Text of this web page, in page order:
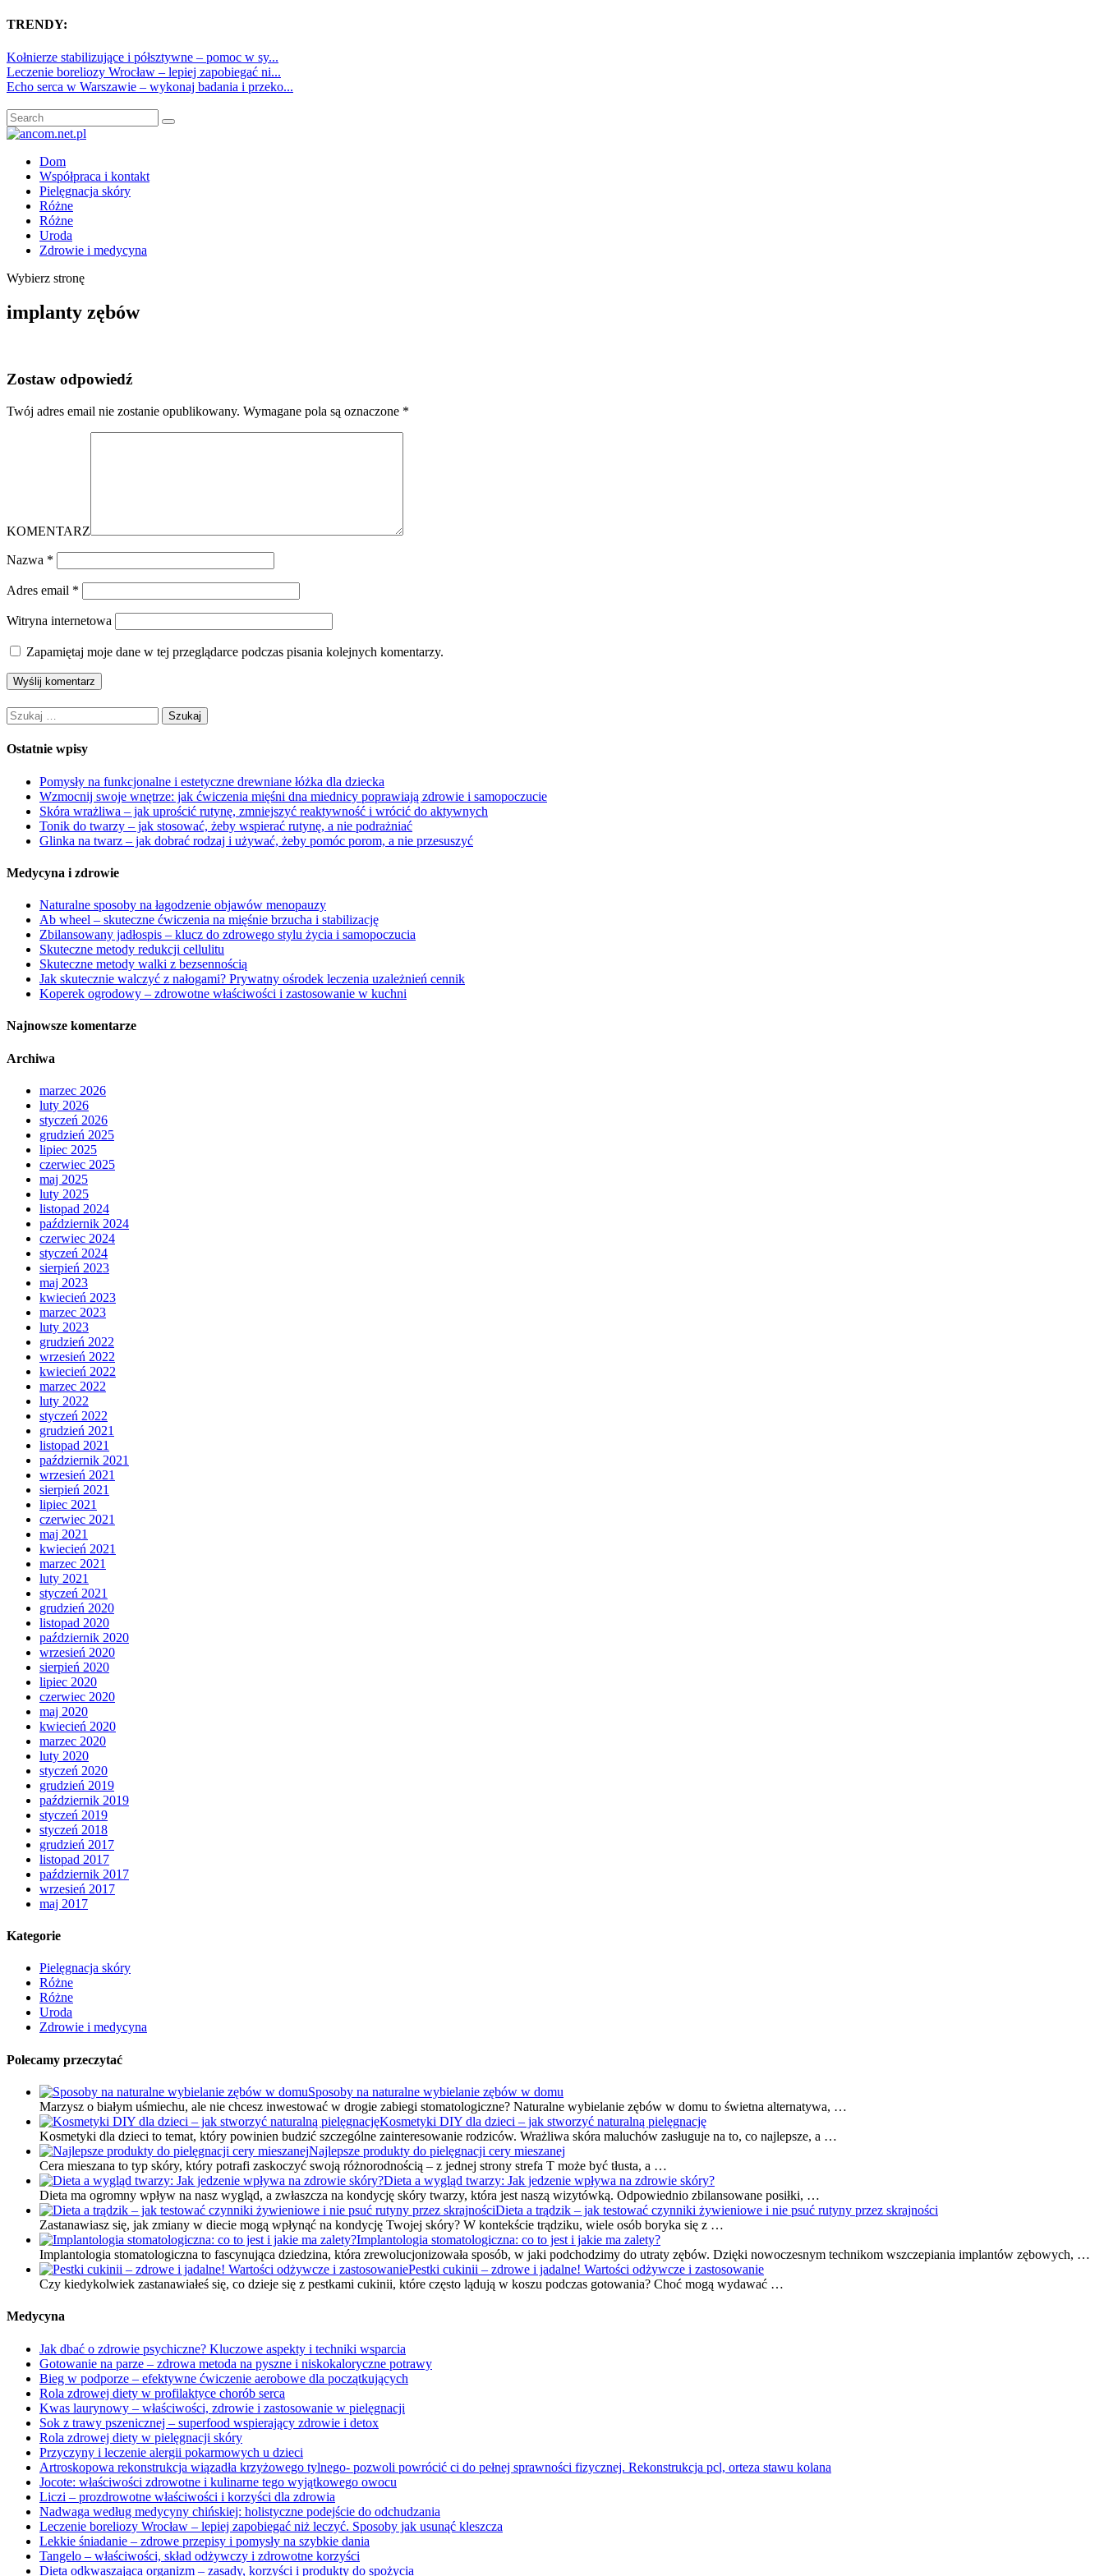
TRENDY:
Kołnierze stabilizujące i półsztywne – pomoc w sy...
Leczenie boreliozy Wrocław – lepiej zapobiegać ni...
Echo serca w Warszawie – wykonaj badania i przeko...
Dom
Współpraca i kontakt
Pielęgnacja skóry
Różne
Różne
Uroda
Zdrowie i medycyna
Wybierz stronę
implanty zębów
Zostaw odpowiedź
Twój adres email nie zostanie opublikowany. Wymagane pola są oznaczone *
KOMENTARZ
Nazwa *
Adres email *
Witryna internetowa
Zapamiętaj moje dane w tej przeglądarce podczas pisania kolejnych komentarzy.
Szukaj:
Ostatnie wpisy
Pomysły na funkcjonalne i estetyczne drewniane łóżka dla dziecka
Wzmocnij swoje wnętrze: jak ćwiczenia mięśni dna miednicy poprawiają zdrowie i samopoczucie
Skóra wrażliwa – jak uprościć rutynę, zmniejszyć reaktywność i wrócić do aktywnych
Tonik do twarzy – jak stosować, żeby wspierać rutynę, a nie podrażniać
Glinka na twarz – jak dobrać rodzaj i używać, żeby pomóc porom, a nie przesuszyć
Medycyna i zdrowie
Naturalne sposoby na łagodzenie objawów menopauzy
Ab wheel – skuteczne ćwiczenia na mięśnie brzucha i stabilizację
Zbilansowany jadłospis – klucz do zdrowego stylu życia i samopoczucia
Skuteczne metody redukcji cellulitu
Skuteczne metody walki z bezsennością
Jak skutecznie walczyć z nałogami? Prywatny ośrodek leczenia uzależnień cennik
Koperek ogrodowy – zdrowotne właściwości i zastosowanie w kuchni
Najnowsze komentarze
Archiwa
marzec 2026
luty 2026
styczeń 2026
grudzień 2025
lipiec 2025
czerwiec 2025
maj 2025
luty 2025
listopad 2024
październik 2024
czerwiec 2024
styczeń 2024
sierpień 2023
maj 2023
kwiecień 2023
marzec 2023
luty 2023
grudzień 2022
wrzesień 2022
kwiecień 2022
marzec 2022
luty 2022
styczeń 2022
grudzień 2021
listopad 2021
październik 2021
wrzesień 2021
sierpień 2021
lipiec 2021
czerwiec 2021
maj 2021
kwiecień 2021
marzec 2021
luty 2021
styczeń 2021
grudzień 2020
listopad 2020
październik 2020
wrzesień 2020
sierpień 2020
lipiec 2020
czerwiec 2020
maj 2020
kwiecień 2020
marzec 2020
luty 2020
styczeń 2020
grudzień 2019
październik 2019
styczeń 2019
styczeń 2018
grudzień 2017
listopad 2017
październik 2017
wrzesień 2017
maj 2017
Kategorie
Pielęgnacja skóry
Różne
Różne
Uroda
Zdrowie i medycyna
Polecamy przeczytać
Sposoby na naturalne wybielanie zębów w domu
Marzysz o białym uśmiechu, ale nie chcesz inwestować w drogie zabiegi stomatologiczne? Naturalne wybielanie zębów w domu to świetna alternatywa, …
Kosmetyki DIY dla dzieci – jak stworzyć naturalną pielęgnację
Kosmetyki dla dzieci to temat, który powinien budzić szczególne zainteresowanie rodziców. Wrażliwa skóra maluchów zasługuje na to, co najlepsze, a …
Najlepsze produkty do pielęgnacji cery mieszanej
Cera mieszana to typ skóry, który potrafi zaskoczyć swoją różnorodnością – z jednej strony strefa T może być tłusta, a …
Dieta a wygląd twarzy: Jak jedzenie wpływa na zdrowie skóry?
Dieta ma ogromny wpływ na nasz wygląd, a zwłaszcza na kondycję skóry twarzy, która jest naszą wizytówką. Odpowiednio zbilansowane posiłki, …
Dieta a trądzik – jak testować czynniki żywieniowe i nie psuć rutyny przez skrajności
Zastanawiasz się, jak zmiany w diecie mogą wpłynąć na kondycję Twojej skóry? W kontekście trądziku, wiele osób boryka się z …
Implantologia stomatologiczna: co to jest i jakie ma zalety?
Implantologia stomatologiczna to fascynująca dziedzina, która zrewolucjonizowała sposób, w jaki podchodzimy do utraty zębów. Dzięki nowoczesnym technikom wszczepiania implantów zębowych, …
Pestki cukinii – zdrowe i jadalne! Wartości odżywcze i zastosowanie
Czy kiedykolwiek zastanawiałeś się, co dzieje się z pestkami cukinii, które często lądują w koszu podczas gotowania? Choć mogą wydawać …
Medycyna
Jak dbać o zdrowie psychiczne? Kluczowe aspekty i techniki wsparcia
Gotowanie na parze – zdrowa metoda na pyszne i niskokaloryczne potrawy
Bieg w podporze – efektywne ćwiczenie aerobowe dla początkujących
Rola zdrowej diety w profilaktyce chorób serca
Kwas laurynowy – właściwości, zdrowie i zastosowanie w pielęgnacji
Sok z trawy pszenicznej – superfood wspierający zdrowie i detox
Rola zdrowej diety w pielęgnacji skóry
Przyczyny i leczenie alergii pokarmowych u dzieci
Artroskopowa rekonstrukcja wiązadła krzyżowego tylnego- pozwoli powrócić ci do pełnej sprawności fizycznej. Rekonstrukcja pcl, orteza stawu kolana
Jocote: właściwości zdrowotne i kulinarne tego wyjątkowego owocu
Liczi – prozdrowotne właściwości i korzyści dla zdrowia
Nadwaga według medycyny chińskiej: holistyczne podejście do odchudzania
Leczenie boreliozy Wrocław – lepiej zapobiegać niż leczyć. Sposoby jak usunąć kleszcza
Lekkie śniadanie – zdrowe przepisy i pomysły na szybkie dania
Tangelo – właściwości, skład odżywczy i zdrowotne korzyści
Dieta odkwaszająca organizm – zasady, korzyści i produkty do spożycia